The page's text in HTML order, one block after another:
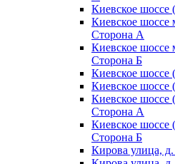
Киевское шоссе
Киевское шоссе
Сторона А
Киевское шоссе
Сторона Б
Киевское шоссе
Киевское шоссе
Киевское шоссе
Сторона А
Киевское шоссе
Сторона Б
Кирова улица,